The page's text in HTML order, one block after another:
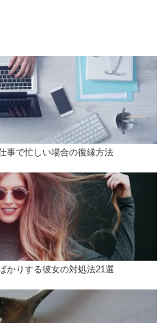
事で忙しい場合の復縁方法
かりする彼女の対処法21選